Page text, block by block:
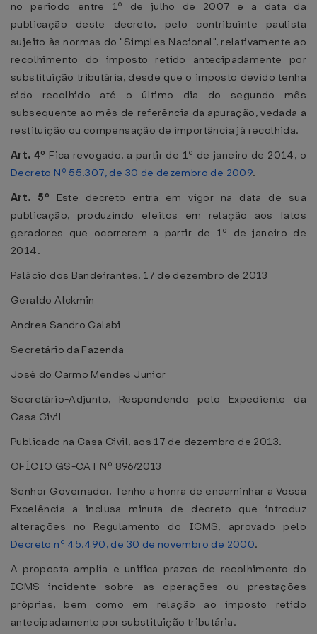
no período entre 1º de julho de 2007 e a data da
publicação deste decreto, pelo contribuinte paulista
sujeito às normas do "Simples Nacional", relativamente ao
recolhimento do imposto retido antecipadamente por
substituição tributária, desde que o imposto devido tenha
sido recolhido até o último dia do segundo mês
subsequente ao mês de referência da apuração, vedada a
restituição ou compensação de importância já recolhida.
Art. 4º Fica revogado, a partir de 1º de janeiro de 2014, o
Decreto Nº 55.307, de 30 de dezembro de 2009.
Art. 5º Este decreto entra em vigor na data de sua
publicação, produzindo efeitos em relação aos fatos
geradores que ocorrerem a partir de 1º de janeiro de
2014.
Palácio dos Bandeirantes, 17 de dezembro de 2013
Geraldo Alckmin
Andrea Sandro Calabi
Secretário da Fazenda
José do Carmo Mendes Junior
Secretário-Adjunto, Respondendo pelo Expediente da
Casa Civil
Publicado na Casa Civil, aos 17 de dezembro de 2013.
OFÍCIO GS-CAT Nº 896/2013
Senhor Governador, Tenho a honra de encaminhar a Vossa
Excelência a inclusa minuta de decreto que introduz
alterações no Regulamento do ICMS, aprovado pelo
Decreto nº 45.490, de 30 de novembro de 2000.
A proposta amplia e unifica prazos de recolhimento do
ICMS incidente sobre as operações ou prestações
próprias, bem como em relação ao imposto retido
antecipadamente por substituição tributária.